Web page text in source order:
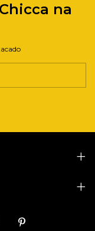
na